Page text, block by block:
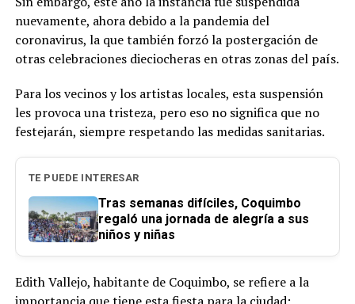
nuevamente, ahora debido a la pandemia del
coronavirus, la que también forzó la postergación de
otras celebraciones dieciocheras en otras zonas del país.
Para los vecinos y los artistas locales, esta suspensión
les provoca una tristeza, pero eso no significa que no
festejarán, siempre respetando las medidas sanitarias.
TE PUEDE INTERESAR
Tras semanas difíciles, Coquimbo
regaló una jornada de alegría a sus
niños y niñas
Edith Vallejo, habitante de Coquimbo, se refiere a la